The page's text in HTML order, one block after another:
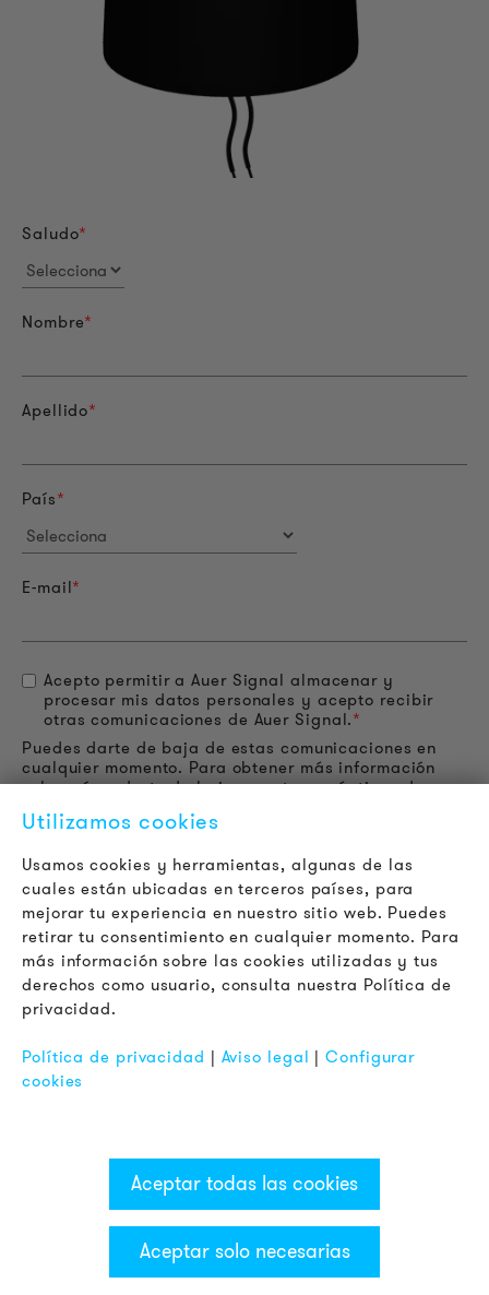
Saludo*
Nombre*
Apellido*
País*
E-mail*
Acepto permitir a Auer Signal almacenar y
procesar mis datos personales y acepto recibir
otras comunicaciones de Auer Signal.*
Puedes darte de baja de estas comunicaciones en
cualquier momento. Para obtener más información
sobre cómo darte de baja, nuestras prácticas de
privacidad y cómo nos comprometemos a proteger y
respetar tu privacidad, consulta nuestra
Pie de Imprenta
Utilizamos cookies
Usamos cookies y herramientas, algunas de las
cuales están ubicadas en terceros países, para
mejorar tu experiencia en nuestro sitio web. Puedes
retirar tu consentimiento en cualquier momento. Para
más información sobre las cookies utilizadas y tus
derechos como usuario, consulta nuestra Política de
privacidad.
Política de privacidad | Aviso legal |Configurar
cookies
Aceptar todas las cookies
Aceptar solo necesarias